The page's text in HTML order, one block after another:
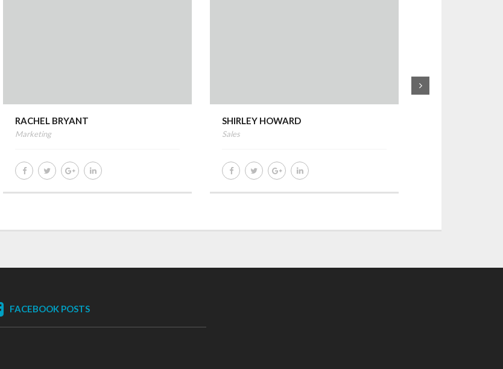
RACHEL BRYANT
Marketing
SHIRLEY HOWARD
Sales
FACEBOOK POSTS